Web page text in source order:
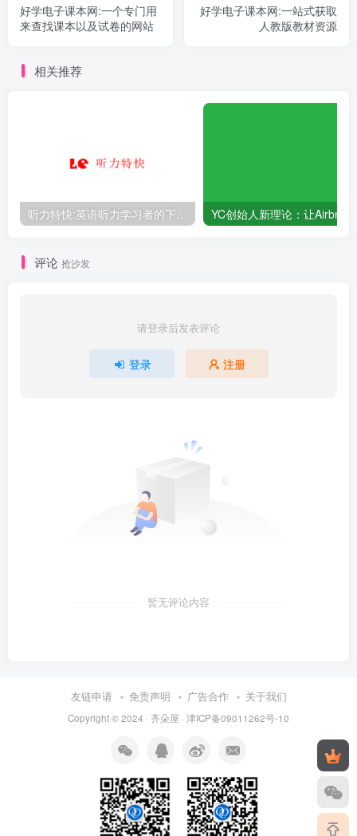
好学电子课本网:一个专门用
来查找课本以及试卷的网站
好学电子课本网:一站式获取
人教版教材资源
相关推荐
听力特快:英语听力学习者的下载天地
评论 抢沙发
请登录后发表评论
登录 注册
暂无评论内容
友链申请 免责声明 广告合作 关于我们
Copyright © 2024 · 齐朵屋 · 津ICP备09011262号-10